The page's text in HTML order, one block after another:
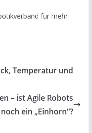
für mehr
Temperatur und
– ist Agile Robots
noch ein „Einhorn“?